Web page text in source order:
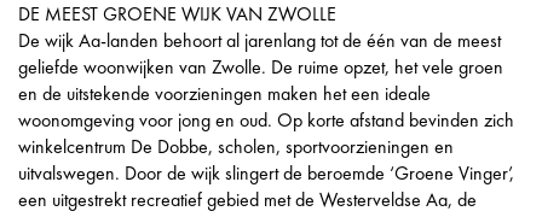
DE MEEST GROENE WIJK VAN ZWOLLE
De wijk Aa-landen behoort al jarenlang tot de één van de meest
geliefde woonwijken van Zwolle. De ruime opzet, het vele groen
en de uitstekende voorzieningen maken het een ideale
woonomgeving voor jong en oud. Op korte afstand bevinden zich
winkelcentrum De Dobbe, scholen, sportvoorzieningen en
uitvalswegen. Door de wijk slingert de beroemde ‘Groene Vinger’,
een uitgestrekt recreatief gebied met de Westerveldse Aa, de